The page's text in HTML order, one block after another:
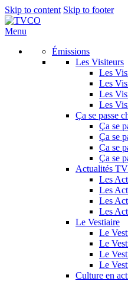
Skip to content Skip to footer
Menu
Émissions
Les Visiteurs
Les
Les
Les
Les
Ça se passe
Ça se
Ça se
Ça se
Ça se
Actualités
Les
Les
Les
Les
Le Vestiaire
Le
Le
Le
Le
Culture en